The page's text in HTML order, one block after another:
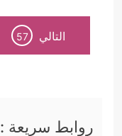
التالي 57
روابط سريعة :